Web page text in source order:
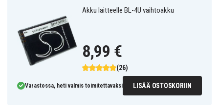
Akku laitteelle BL-4U vaihtoakku
(26)
8,99 €
Varastossa, heti valmis toimitettavaksi LISÄÄ OSTOSKORIIN